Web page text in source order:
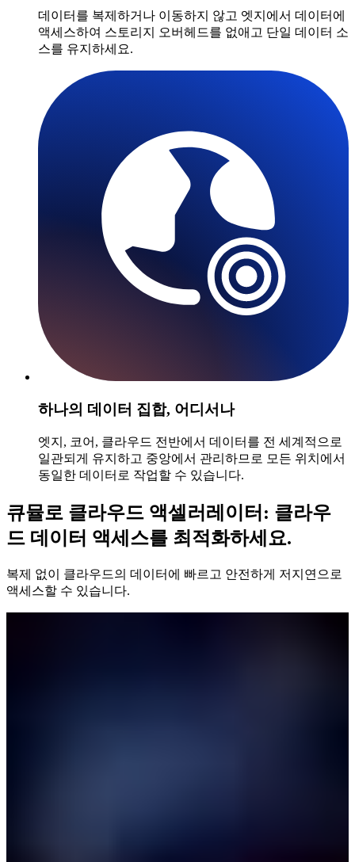
데이터를 복제하거나 이동하지 않고 엣지에서 데이터에
액세스하여 스토리지 오버헤드를 없애고 단일 데이터 소
스를 유지하세요.
하나의 데이터 집합, 어디서나
엣지, 코어, 클라우드 전반에서 데이터를 전 세계적으로
일관되게 유지하고 중앙에서 관리하므로 모든 위치에서
동일한 데이터로 작업할 수 있습니다.
큐뮬로 클라우드 액셀러레이터: 클라우
드 데이터 액세스를 최적화하세요.
복제 없이 클라우드의 데이터에 빠르고 안전하게 저지연으로
액세스할 수 있습니다.